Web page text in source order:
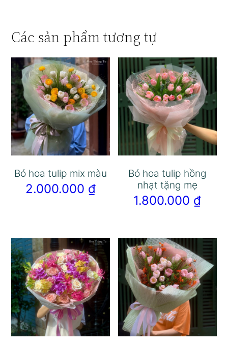
Các sản phẩm tương tự
Bó hoa tulip mix màu
2.000.000 ₫
Bó hoa tulip hồng
nhạt tặng mẹ
1.800.000 ₫